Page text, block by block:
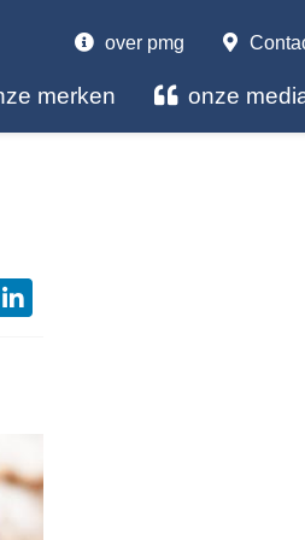
over pmg
merken onze